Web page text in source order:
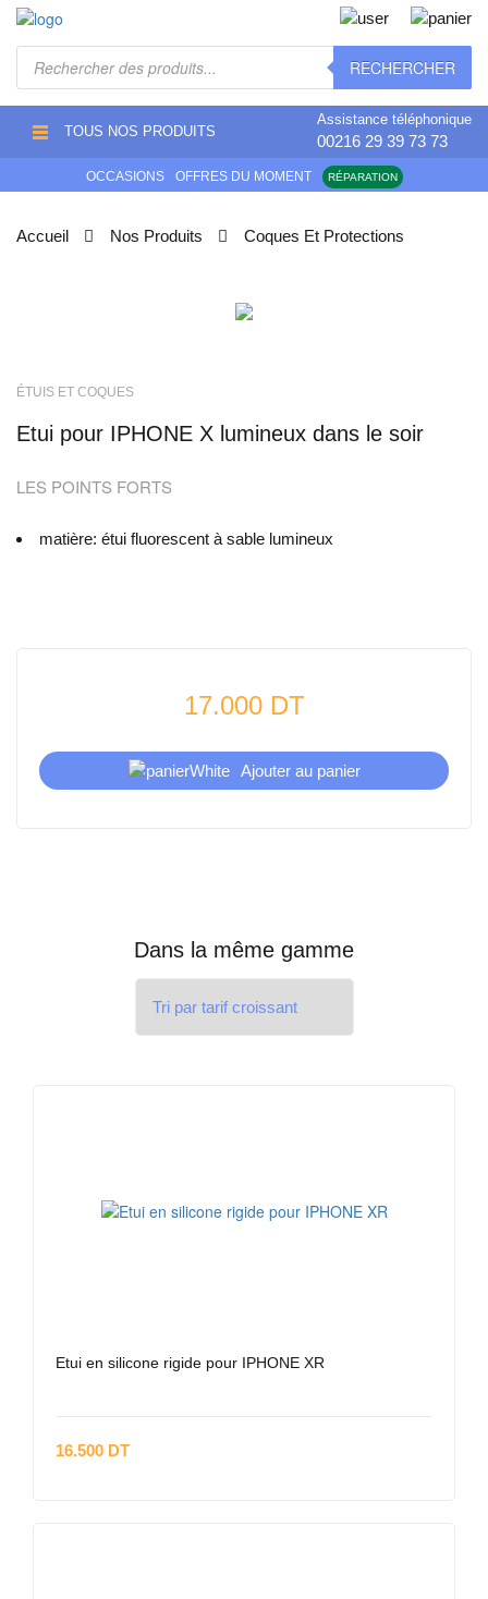
Recherche
RECHERCHER
TOUS NOS PRODUITS
Assistance téléphonique
00216 29 39 73 73
OCCASIONS OFFRES DU MOMENT RÉPARATION
Accueil Nos Produits Coques Et Protections
ÉTUIS ET COQUES
Etui pour IPHONE X lumineux dans le soir
LES POINTS FORTS
matière: étui fluorescent à sable lumineux
17.000 DT
Ajouter au panier
Dans la même gamme
Etui en silicone rigide pour IPHONE XR
16.500 DT